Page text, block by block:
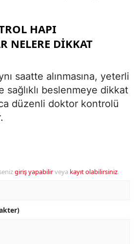
HAPI
NELERE DIKKAT
saatte alınmasına, yeterli
sağlıklı beslenmeye dikkat
düzenli doktor kontrolü
giriş yapabilirveya kayıt olabilirsiniz.